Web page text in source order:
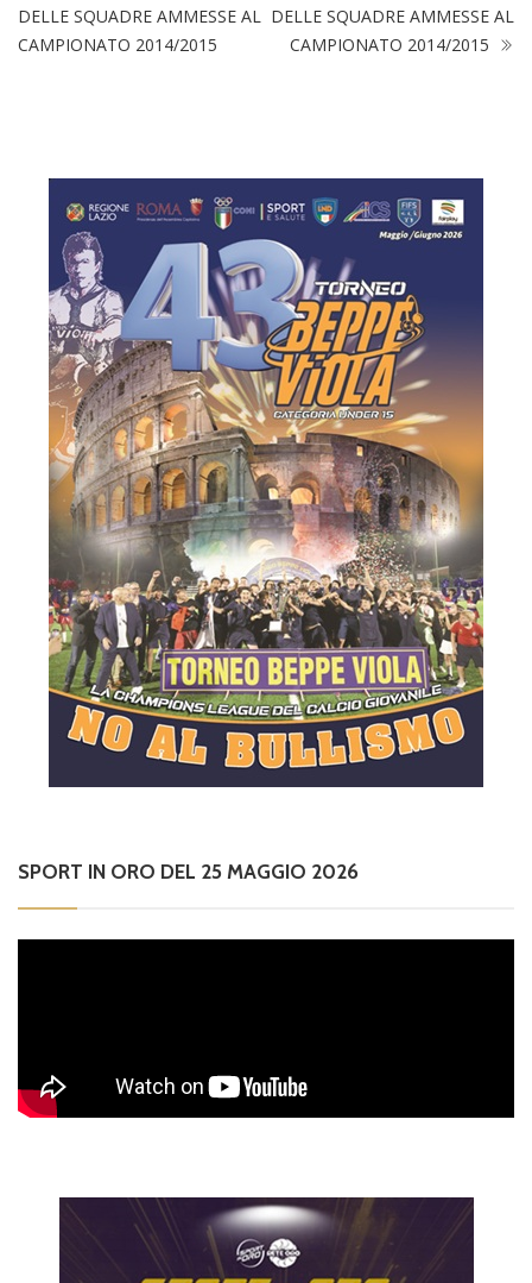
DELLE SQUADRE AMMESSE AL
CAMPIONATO 2014/2015
DELLE SQUADRE AMMESSE AL
CAMPIONATO 2014/2015
SPORT IN ORO DEL 25 MAGGIO 2026